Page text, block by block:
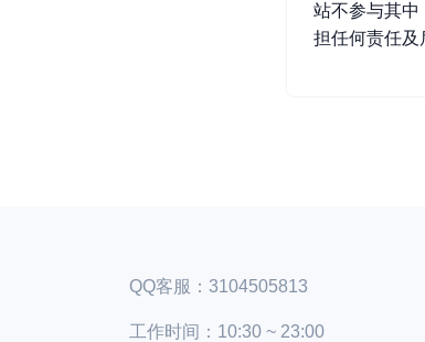
站不参与其中
担任何责任及
QQ客服：3104505813
工作时间：10:30 ~ 23:00